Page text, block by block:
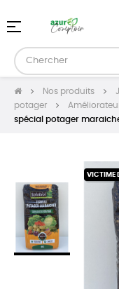
Basculer
navigation
☰
Nos produits
potager
spécial potager
VICTIME